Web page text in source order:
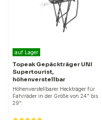
auf Lager
Topeak Gepäckträger UNI
Supertourist,
höhenverstellbar
Höhenverstellbarer Heckträger für
Fahrräder in der Größe von 24" bis
29".